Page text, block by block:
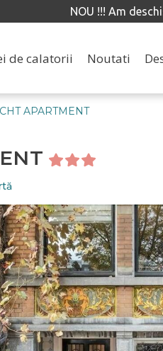
NOU !!! Am
de calatorii Noutati
APARTMENT